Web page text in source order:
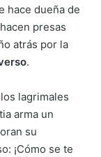
hace dueña de
presas
atrás por la
.
lagrimales
arma un
su
¡Cómo se te